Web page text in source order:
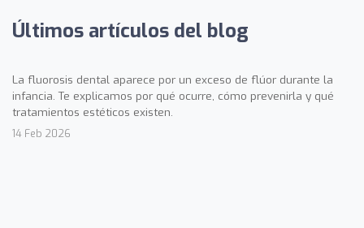
Últimos artículos del blog
La fluorosis dental aparece por un exceso de flúor durante la
infancia. Te explicamos por qué ocurre, cómo prevenirla y qué
tratamientos estéticos existen.
14 Feb 2026